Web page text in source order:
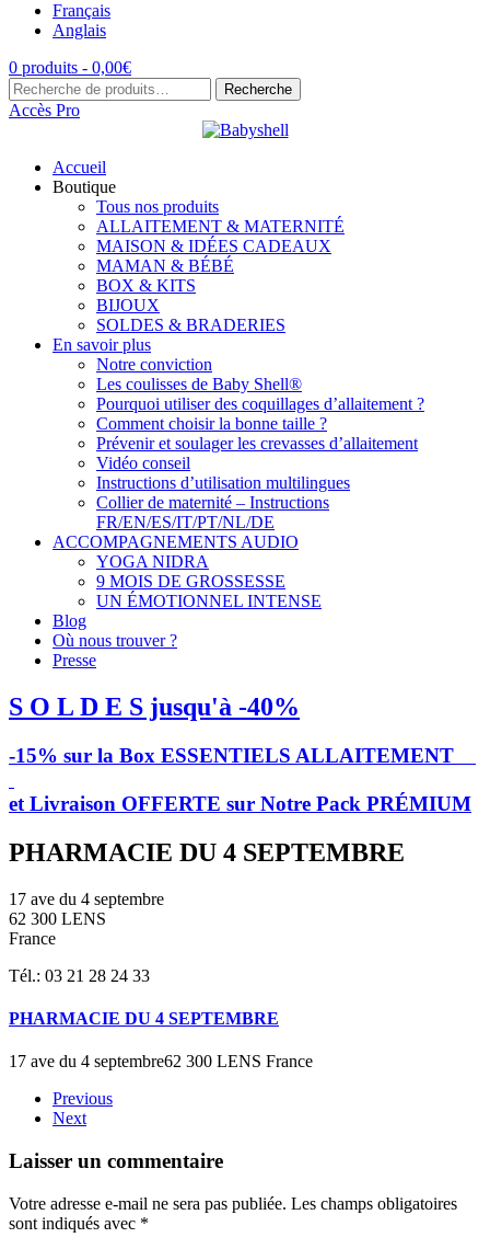
Français
Anglais
0 produits - 0,00€
Recherche
pour :
Recherche
Accès Pro
Accueil
Boutique
Tous nos produits
ALLAITEMENT & MATERNITÉ
MAISON & IDÉES CADEAUX
MAMAN & BÉBÉ
BOX & KITS
BIJOUX
SOLDES & BRADERIES
En savoir plus
Notre conviction
Les coulisses de Baby Shell®
Pourquoi utiliser des coquillages d’allaitement ?
Comment choisir la bonne taille ?
Prévenir et soulager les crevasses d’allaitement
Vidéo conseil
Instructions d’utilisation multilingues
Collier de maternité – Instructions
FR/EN/ES/IT/PT/NL/DE
ACCOMPAGNEMENTS AUDIO
YOGA NIDRA
9 MOIS DE GROSSESSE
UN ÉMOTIONNEL INTENSE
Blog
Où nous trouver ?
Presse
S O L D E S jusqu'à -40%
-15% sur la Box ESSENTIELS ALLAITEMENT
et Livraison OFFERTE sur Notre Pack PRÉMIUM
PHARMACIE DU 4 SEPTEMBRE
17 ave du 4 septembre
62 300 LENS
France
Tél.: 03 21 28 24 33
PHARMACIE DU 4 SEPTEMBRE
17 ave du 4 septembre62 300 LENS France
Previous
Next
Laisser un commentaire
Votre adresse e-mail ne sera pas publiée. Les champs obligatoires
sont indiqués avec *